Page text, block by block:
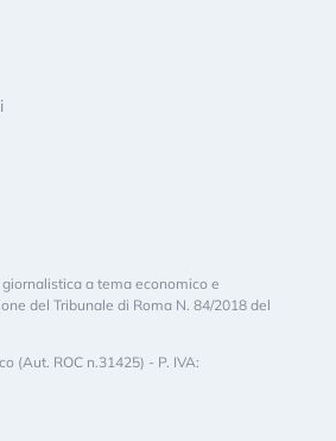
a tema economico e
del Tribunale di Roma N. 84/2018 del
(Aut. ROC n.31425) - P. IVA: